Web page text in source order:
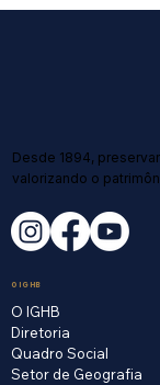
Desde 1894,
valorizando o
O IGHB
O IGHB
Diretoria
Quadro Social
Setor de Geografia